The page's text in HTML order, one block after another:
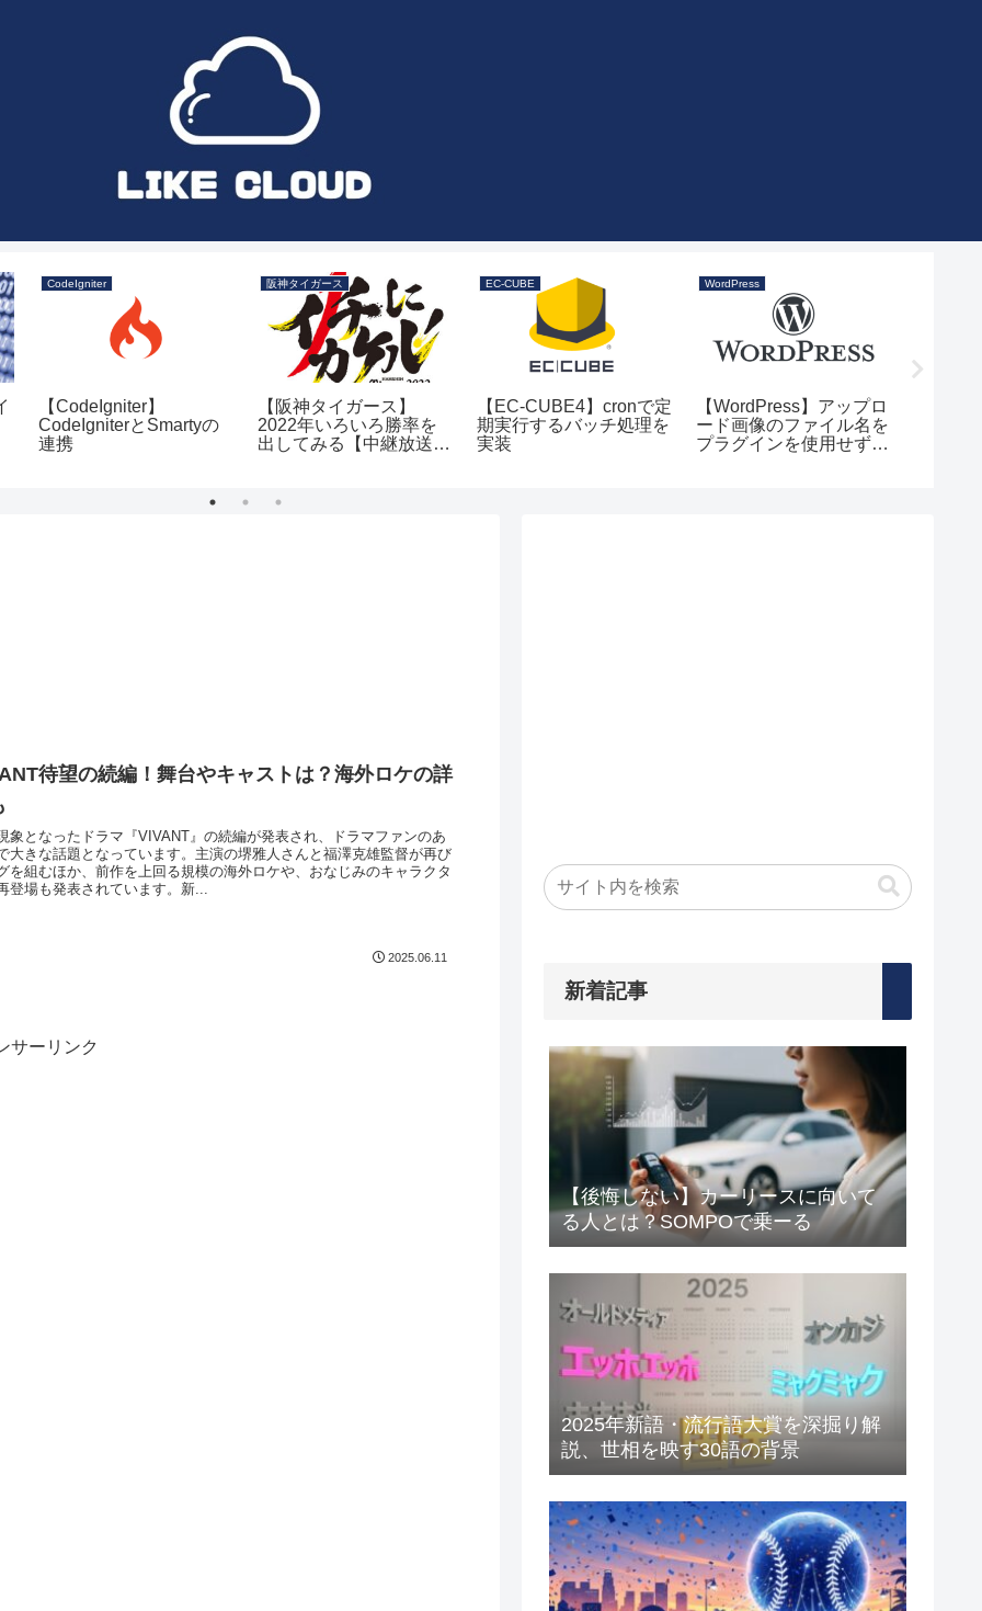
CodeIgniter
【CodeIgniter】
CodeIgniterとSmartyの
連携
阪神タイガース
【阪神タイガース】
2022年いろいろ勝率を
出してみる【中継放送
EC-CUBE
【EC-CUBE4】cronで定
期実行するバッチ処理を
実装
WordPress
【WordPress】アップロ
ード画像のファイル名を
プラグインを使用せずに
待望の続編！舞台やキャストは？海外ロケの詳
象となったドラマ『VIVANT』の続編が発表され、ドラマファンのあ
大きな話題となっています。主演の堺雅人さんと福澤克雄監督が再び
を組むほか、前作を上回る規模の海外ロケや、おなじみのキャラクタ
登場も発表されています。新...
2025.06.11
サーリンク
新着記事
【後悔しない】カーリースに向いて
る人とは？SOMPOで乗ーる
2025年新語・流行語大賞を深掘り解
説、世相を映す30語の背景